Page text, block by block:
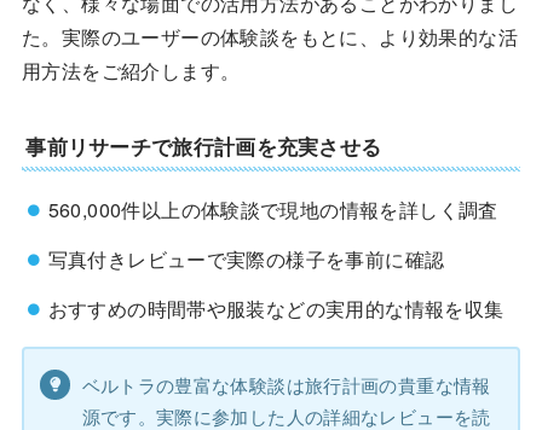
た。実際のユーザーの体験談をもとに、より効果的な活
用方法をご紹介します。
事前リサーチで旅行計画を充実させる
560,000件以上の体験談で現地の情報を詳しく調査
写真付きレビューで実際の様子を事前に確認
おすすめの時間帯や服装などの実用的な情報を収集
ベルトラの豊富な体験談は旅行計画の貴重な情報
源です。実際に参加した人の詳細なレビューを読